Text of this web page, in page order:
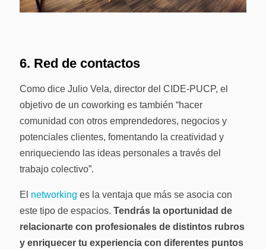
6. Red de contactos
Como dice Julio Vela, director del CIDE-PUCP, el
objetivo de un coworking es también “hacer
comunidad con otros emprendedores, negocios y
potenciales clientes, fomentando la creatividad y
enriqueciendo las ideas personales a través del
trabajo colectivo”.
El networking es la ventaja que más se asocia con
este tipo de espacios. Tendrás la oportunidad de
relacionarte con profesionales de distintos rubros
y enriquecer tu experiencia con diferentes puntos